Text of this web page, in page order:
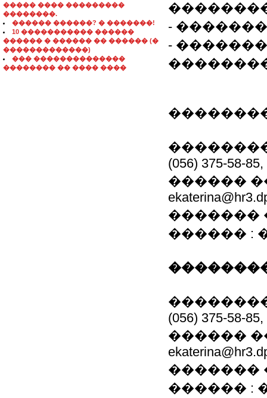
����� ���� ���������
��������.
������ ������? � �������!
10 ����������� ������
������ � ������ �� ������ (�
�������������)
��� ��������������
�������� �� ���� ����
-
-
(056) 375-58-
������
�������
������ :
(056) 375-58-
������
�������
������ :